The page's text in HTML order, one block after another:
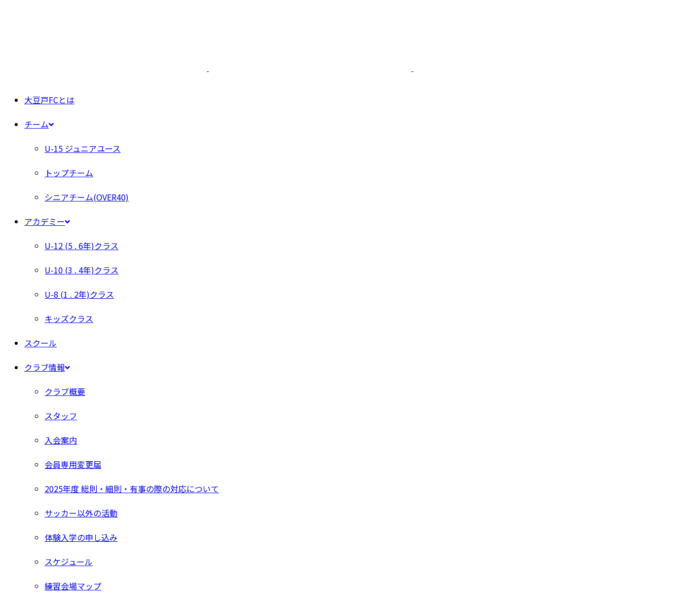
大豆戸FCとは
チーム
U-15 ジュニアユース
トップチーム
シニアチーム(OVER40)
アカデミー
U-12 (5 . 6年)クラス
U-10 (3 . 4年)クラス
U-8 (1 . 2年)クラス
キッズクラス
スクール
クラブ情報
クラブ概要
スタッフ
入会案内
会員専用変更届
2025年度 総則・細則・有事の際の対応について
サッカー以外の活動
体験入学の申し込み
スケジュール
練習会場マップ